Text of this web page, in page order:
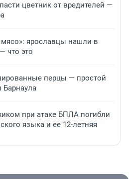
цветник от вредителей —
ярославцы нашли в
что это
перцы — простой
Барнаула
при атаке БПЛА погибли
языка и ее 12-летняя